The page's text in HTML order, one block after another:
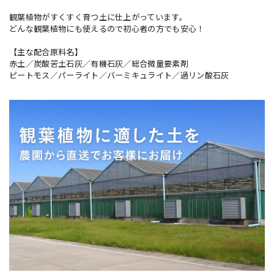
観葉植物がすくすく育つ土に仕上がっています。
どんな観葉植物にも使えるので初心者の方でも安心！
【主な配合原料名】
赤土／炭酸苦土石灰／有機石灰／総合微量要素剤
ピートモス／パーライト／バーミキュライト／過リン酸石灰